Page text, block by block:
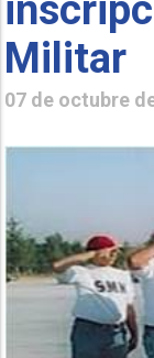
Militar
07 de octubre